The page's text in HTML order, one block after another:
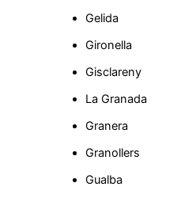
Gelida
Gironella
Gisclareny
La Granada
Granera
Granollers
Gualba